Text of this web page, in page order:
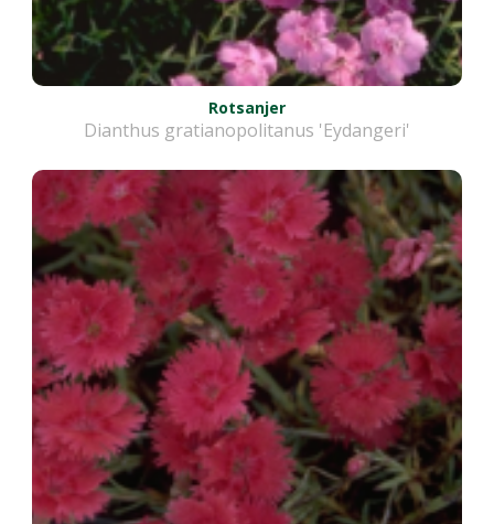
Rotsanjer
Dianthus gratianopolitanus 'Eydangeri'